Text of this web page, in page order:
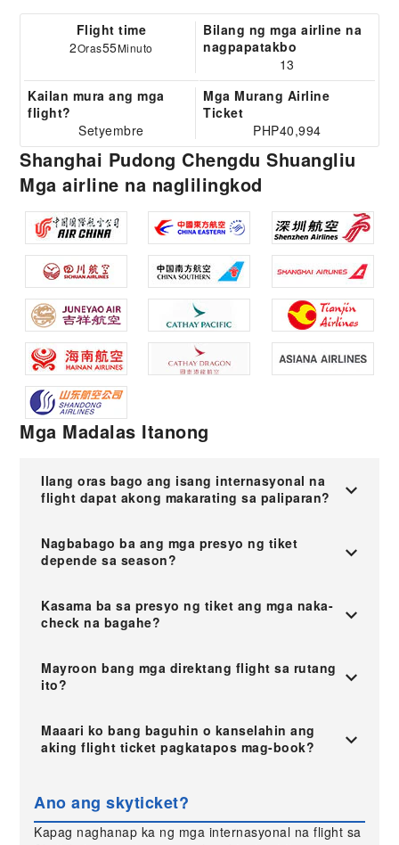
Flight time
2Oras55Minuto
Bilang ng mga airline na
nagpapatakbo
13
Kailan mura ang mga
flight?
Setyembre
Mga Murang Airline
Ticket
PHP40,994
Shanghai Pudong Chengdu Shuangliu
Mga airline na naglilingkod
Mga Madalas Itanong
Ilang oras bago ang isang internasyonal na
flight dapat akong makarating sa paliparan?
Nagbabago ba ang mga presyo ng tiket
depende sa season?
Kasama ba sa presyo ng tiket ang mga naka-
check na bagahe?
Mayroon bang mga direktang flight sa rutang
ito?
Maaari ko bang baguhin o kanselahin ang
aking flight ticket pagkatapos mag-book?
Ano ang skyticket?
Kapag naghanap ka ng mga internasyonal na flight sa